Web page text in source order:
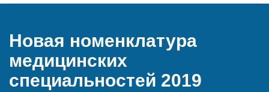
Новая номенклатура
медицинских
специальностей 2019